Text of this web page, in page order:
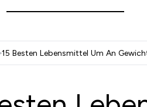
15 Besten Lebensmittel Um An